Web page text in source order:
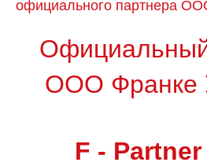
официального партнера
ООО Франке
F -